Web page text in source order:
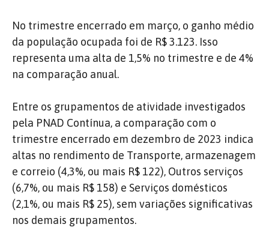
No trimestre encerrado em março, o ganho médio
da população ocupada foi de R$ 3.123. Isso
representa uma alta de 1,5% no trimestre e de 4%
na comparação anual.
Entre os grupamentos de atividade investigados
pela PNAD Contínua, a comparação com o
trimestre encerrado em dezembro de 2023 indica
altas no rendimento de Transporte, armazenagem
e correio (4,3%, ou mais R$ 122), Outros serviços
(6,7%, ou mais R$ 158) e Serviços domésticos
(2,1%, ou mais R$ 25), sem variações significativas
nos demais grupamentos.